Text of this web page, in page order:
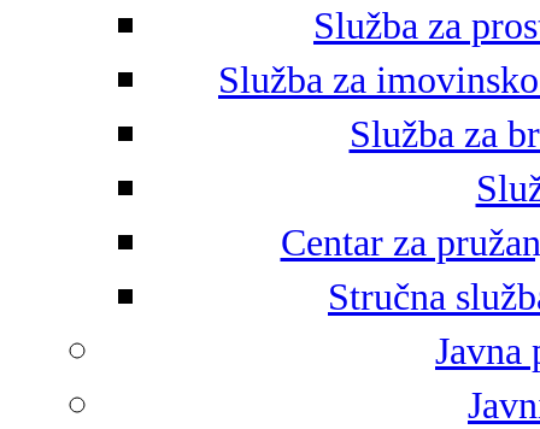
Služba za
Služba za
Služba za
Centar za
Stručna
Javna